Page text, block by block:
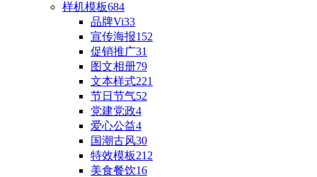
样机模板684
品牌Vi33
宣传海报152
促销推广31
图文相册79
文本样式221
节日节气52
党建党政4
爱心公益4
国潮古风30
特效模板212
美食餐饮16